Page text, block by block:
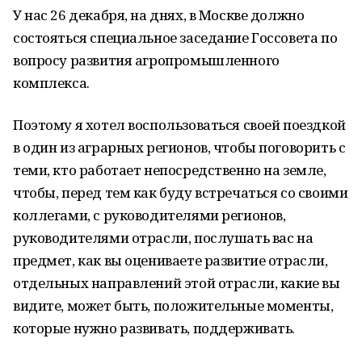
У нас 26 декабря, на днях, в Москве должно
состояться специальное заседание Госсовета по
вопросу развития агропромышленного
комплекса.
Поэтому я хотел воспользоваться своей поездкой
в один из аграрных регионов, чтобы поговорить с
теми, кто работает непосредственно на земле,
чтобы, перед тем как буду встречаться со своими
коллегами, с руководителями регионов,
руководителями отрасли, послушать вас на
предмет, как вы оцениваете развитие отрасли,
отдельных направлений этой отрасли, какие вы
видите, может быть, положительные моменты,
которые нужно развивать, поддерживать.